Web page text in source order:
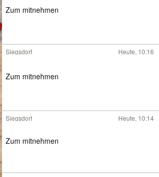
Zum mitnehmen
Siegsdorf Heute, 10:16
Zum mitnehmen
Siegsdorf Heute, 10:14
Zum mitnehmen